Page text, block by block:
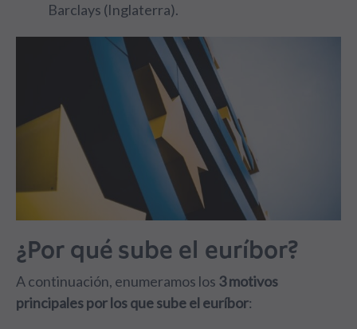
Barclays (Inglaterra).
¿Por qué sube el euríbor?
A continuación, enumeramos los 3 motivos
principales por los que sube el euríbor: